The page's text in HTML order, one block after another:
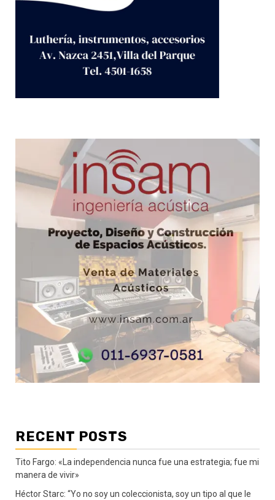
RECENT POSTS
Tito Fargo: «La independencia nunca fue una estrategia; fue mi
manera de vivir»
Héctor Starc: “Yo no soy un coleccionista, soy un tipo al que le